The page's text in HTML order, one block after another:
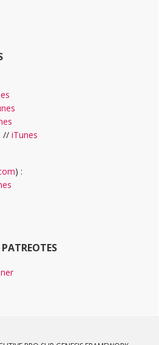
// iTunes
) :